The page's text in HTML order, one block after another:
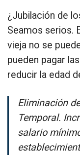
¿Jubilación de
Seamos serios.
vieja no se
pueden pagar
reducir la edad
Eliminación
Temporal.
salario